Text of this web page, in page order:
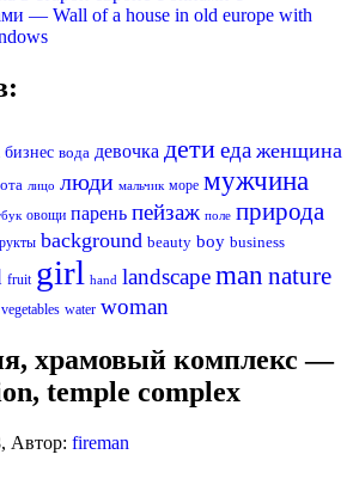
— Wall of a house in old europe with
бизнес вода девочка детиеда женщина
лицо люди мальчик море мужчина
овощи парень пейзаж поле природа
background beauty boy business
fruit girl hand landscapeman nature
vegetables water woman
храмовый комплекс —
temple complex
, Автор: fireman